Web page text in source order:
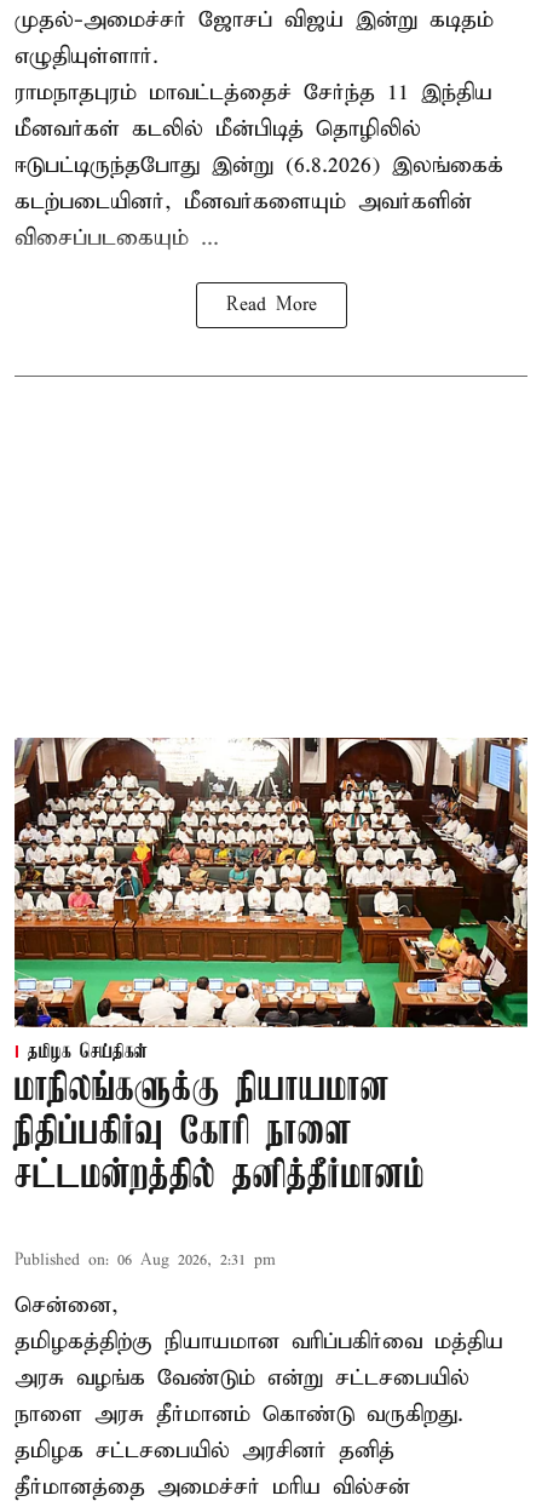
முதல்-அமைச்சர் ஜோசப் விஜய் இன்று கடிதம்
எழுதியுள்ளார்.
ராமநாதபுரம் மாவட்டத்தைச் சேர்ந்த 11 இந்திய
மீனவர்கள் கடலில் மீன்பிடித் தொழிலில்
ஈடுபட்டிருந்தபோது இன்று (6.8.2026) இலங்கைக்
கடற்படையினர், மீனவர்களையும் அவர்களின்
விசைப்படகையும் ...
Read More
தமிழக செய்திகள்
மாநிலங்களுக்கு நியாயமான
நிதிப்பகிர்வு கோரி நாளை
சட்டமன்றத்தில் தனித்தீர்மானம்
Published on: 06 Aug 2026, 2:31 pm
சென்னை,
தமிழகத்திற்கு நியாயமான வரிப்பகிர்வை மத்திய
அரசு வழங்க வேண்டும் என்று சட்டசபையில்
நாளை அரசு தீர்மானம் கொண்டு வருகிறது.
தமிழக சட்டசபையில் அரசினர் தனித்
தீர்மானத்தை அமைச்சர் மரிய வில்சன்